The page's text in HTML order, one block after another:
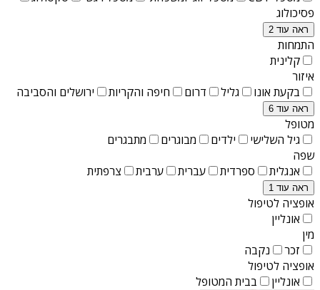
פסיכולוג
ראה עוד 2
התמחות
קלינית
איזור
בקעת אונו
גליל דרום חיפה והקריות ירושלים והסביבה
ראה עוד 6
מטופל
גיל השלישי
ילדים מבוגרים
מתבגרים
שפה
אנגלית
ספרדית עברית ערבית צרפתית
ראה עוד 1
אופציה לטיפול
אונליין
מין
זכר
נקבה
אופציה לטיפול
אונליין
בבית המטופל